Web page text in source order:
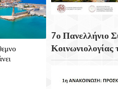
Για 5η Συνεχόμενη
Αναγνωστάκης»
Μάγεψε Η
– Echoes Of
7ο Πανελλήνιο
Κοινωνιολογίας